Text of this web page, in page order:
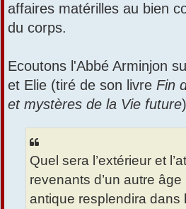
affaires matérilles au bien
du corps.
Ecoutons l'Abbé Arminjon
et Elie (tiré de son livre Fin
et mystères de la Vie future)
Quel sera l’extérieur et
revenants d’un autre
antique resplendira dans